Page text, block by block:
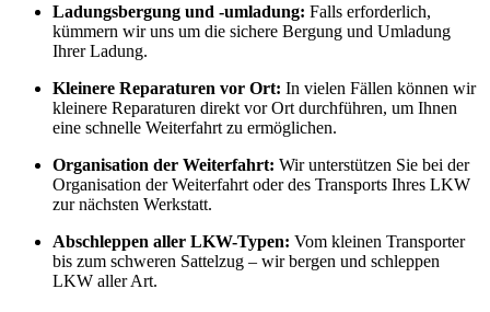
Ladungsbergung und -umladung: Falls erforderlich,
kümmern wir uns um die sichere Bergung und Umladung
Ihrer Ladung.
Kleinere Reparaturen vor Ort: In vielen Fällen können wir
kleinere Reparaturen direkt vor Ort durchführen, um Ihnen
eine schnelle Weiterfahrt zu ermöglichen.
Organisation der Weiterfahrt: Wir unterstützen Sie bei der
Organisation der Weiterfahrt oder des Transports Ihres LKW
zur nächsten Werkstatt.
Abschleppen aller LKW-Typen: Vom kleinen Transporter
bis zum schweren Sattelzug – wir bergen und schleppen
LKW aller Art.